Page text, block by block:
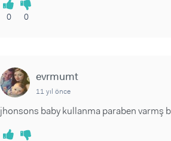
0 0
evrmumt
11 yıl önce
jhonsons baby kullanma paraben varmş